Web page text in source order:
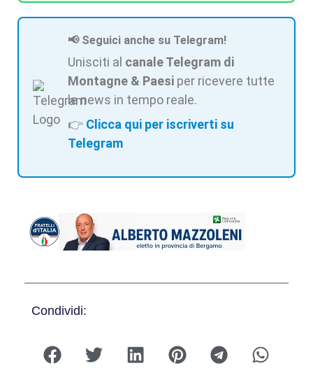
📢 Seguici anche su Telegram!
Unisciti al canale Telegram di
Montagne & Paesi per ricevere tutte
le news in tempo reale.
👉 Clicca qui per iscriverti su
Telegram
Condividi: